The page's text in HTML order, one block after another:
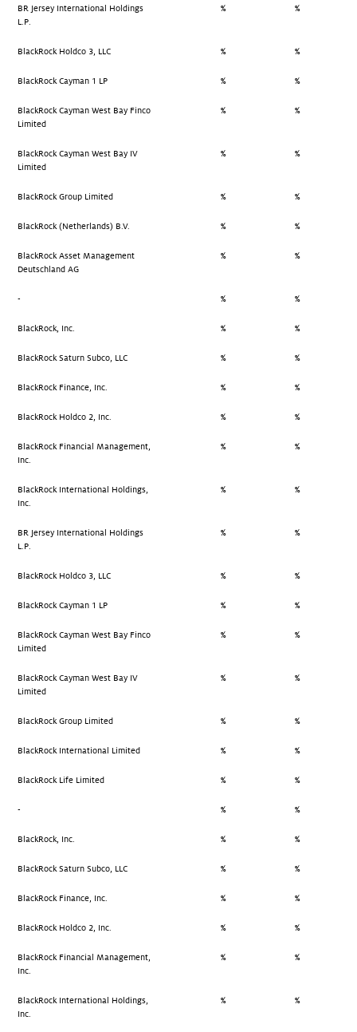
BR Jersey International Holdings
L.P.
% %
BlackRock Holdco 3, LLC % %
BlackRock Cayman 1 LP % %
BlackRock Cayman West Bay Finco
Limited
% %
BlackRock Cayman West Bay IV
Limited
% %
BlackRock Group Limited % %
BlackRock (Netherlands) B.V. % %
BlackRock Asset Management
Deutschland AG
% %
- % %
BlackRock, Inc. % %
BlackRock Saturn Subco, LLC % %
BlackRock Finance, Inc. % %
BlackRock Holdco 2, Inc. % %
BlackRock Financial Management,
Inc.
% %
BlackRock International Holdings,
Inc.
% %
BR Jersey International Holdings
L.P.
% %
BlackRock Holdco 3, LLC % %
BlackRock Cayman 1 LP % %
BlackRock Cayman West Bay Finco
Limited
% %
BlackRock Cayman West Bay IV
Limited
% %
BlackRock Group Limited % %
BlackRock International Limited % %
BlackRock Life Limited % %
- % %
BlackRock, Inc. % %
BlackRock Saturn Subco, LLC % %
BlackRock Finance, Inc. % %
BlackRock Holdco 2, Inc. % %
BlackRock Financial Management,
Inc.
% %
BlackRock International Holdings,
Inc.
% %